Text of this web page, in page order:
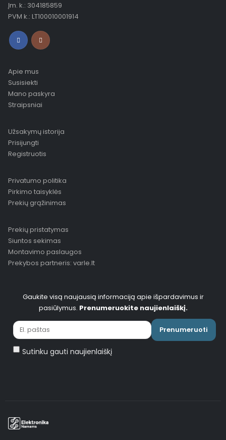
Įm. k.: 304185859
PVM k.: LT100010001914
Apie mus
Susisiekti
Mano paskyra
Straipsniai
Užsakymų istorija
Prisijungti
Registruotis
Privatumo politika
Pirkimo taisyklės
Prekių grąžinimas
Prekių pristatymas
Siuntos sekimas
Montavimo paslaugos
Prekybos partneris: varle.lt
Gaukite visą naujausią informaciją apie išpardavimus ir
pasiūlymus. Prenumeruokite naujienlaiškį.
Prenumeruoti
Sutinku gauti naujienlaiškį